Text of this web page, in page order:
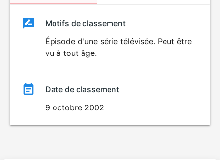
ClassementClassement
Motifs de classement
Épisode d'une série télévisée. Peut être
vu à tout âge.
Date de classement
9 octobre 2002